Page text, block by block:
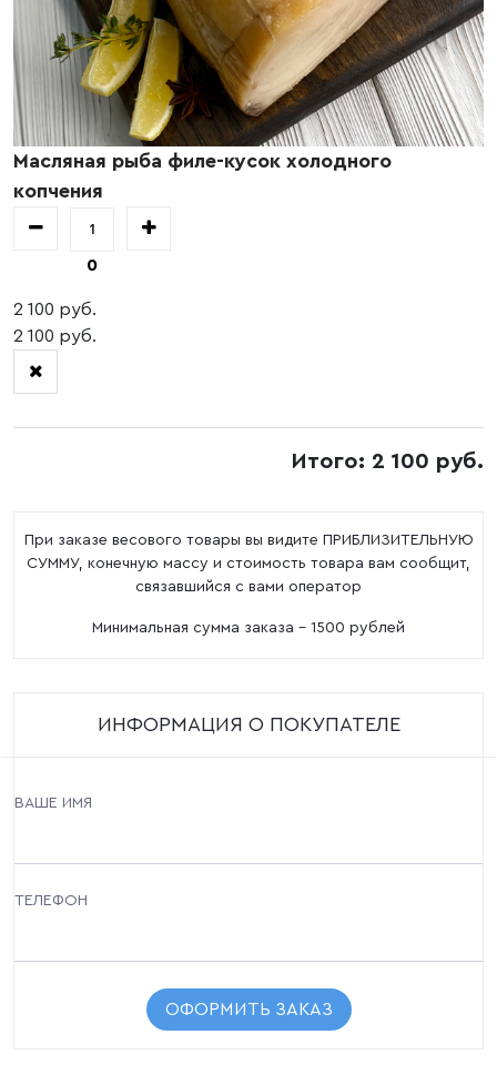
Масляная рыба филе-кусок холодного
копчения
0
2 100 руб.
2 100 руб.
Итого: 2 100 руб.
При заказе весового товары вы видите ПРИБЛИЗИТЕЛЬНУЮ
СУММУ, конечную массу и стоимость товара вам сообщит,
связавшийся с вами оператор
Минимальная сумма заказа - 1500 рублей
ИНФОРМАЦИЯ О ПОКУПАТЕЛЕ
ВАШЕ ИМЯ
ТЕЛЕФОН
ОФОРМИТЬ ЗАКАЗ